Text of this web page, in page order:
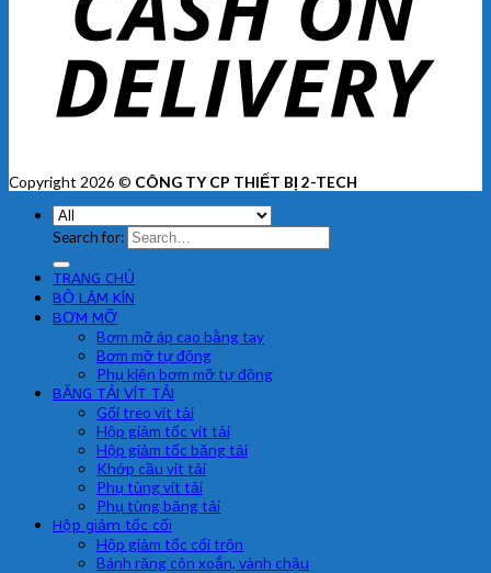
Copyright 2026 © CÔNG TY CP THIẾT BỊ 2-TECH
Search for:
TRANG CHỦ
BỘ LÀM KÍN
BƠM MỠ
Bơm mỡ áp cao bằng tay
Bơm mỡ tự động
Phụ kiện bơm mỡ tự động
BĂNG TẢI VÍT TẢI
Gối treo vít tải
Hộp giảm tốc vít tải
Hộp giảm tốc băng tải
Khớp cầu vít tải
Phụ tùng vít tải
Phụ tùng băng tải
Hộp giảm tốc cối
Hộp giảm tốc cối trộn
Bánh răng côn xoắn, vành chậu